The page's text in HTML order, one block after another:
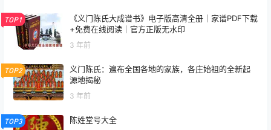
TOP1
《义门陈氏大成谱书》电子版高清全册｜家谱PDF下载
+免费在线阅读｜官方正版无水印
3 年前
TOP2
义门陈氏：遍布全国各地的家族，各庄始祖的全新起
源地揭秘
3 年前
TOP3 陈姓堂号大全